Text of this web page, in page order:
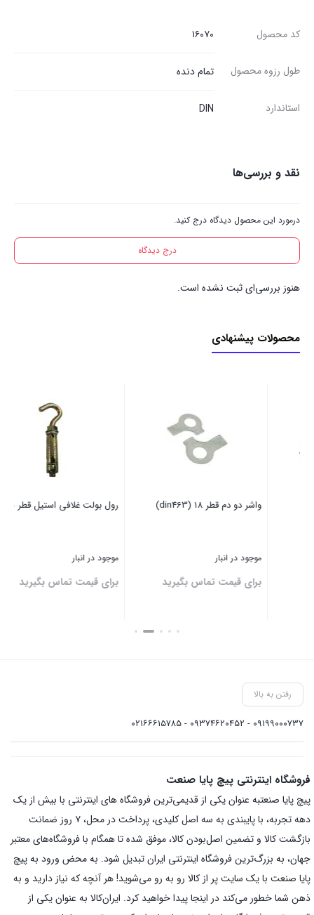
کد محصول ۱۶۰۷۰
طول رزوه محصول تمام دنده
استاندارد DIN
نقد و بررسی‌ها
درمورد این محصول دیدگاه درج کنید.
درج دیدگاه
هنوز بررسی‌ای ثبت نشده است.
محصولات پیشنهادی
واشر دو دم قطر 18 (din463)
موجود در انبار
برای قیمت تماس بگیرید
رول بولت غلافی استیل قطر ۱۰
موجود در انبار
برای قیمت تماس بگیرید
بستن
رفتن به بالا
۰۹۱۹۹۰۰۰۷۳۷ - ۰۹۳۷۴۶۲۰۴۵۲ - ۰۲۱۶۶۶۱۵۷۸۵
فروشگاه اینترنتی پیچ پایا صنعت
پیچ پایا صنعتبه عنوان یکی از قدیمی‌ترین فروشگاه های اینترنتی با بیش از یک
دهه تجربه، با پایبندی به سه اصل کلیدی، پرداخت در محل، ۷ روز ضمانت
بازگشت کالا و تضمین اصل‌بودن کالا، موفق شده تا همگام با فروشگاه‌های معتبر
جهان، به بزرگ‌ترین فروشگاه اینترنتی ایران تبدیل شود. به محض ورود به پیچ
پایا صنعت با یک سایت پر از کالا رو به رو می‌شوید! هر آنچه که نیاز دارید و به
ذهن شما خطور می‌کند در اینجا پیدا خواهید کرد. ایران‌کالا به عنوان یکی از